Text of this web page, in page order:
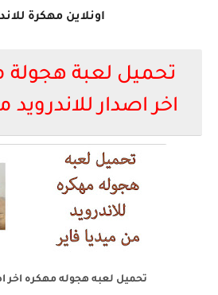
اونلاين مهكرة
اخر اصدار للاندرويد
تحميل لعبه هجوله مهكره اخر